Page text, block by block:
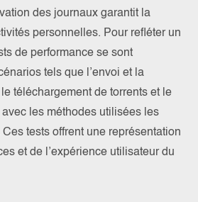
des journaux garantit la
personnelles. Pour refléter un
de performance se sont
tels que l’envoi et la
téléchargement de torrents et le
les méthodes utilisées les
tests offrent une représentation
et de l’expérience utilisateur du